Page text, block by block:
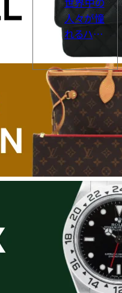
かし、巻き
方や使い
方を正しく
知ってい
ないと、お
洒落さが
半減して
しまうかも
しれませ
ん […]
アイテムや
見分け方を
ご紹介
人々が憧
れるハイ
ブランドと
して有名
なエルメ
スでは、こ
れまでさ
まざまな
デザイナ
ーによっ
て、年代ご
とに異な
る美しい
アイテム
が次々と
生み出さ
れてきま
した。 その